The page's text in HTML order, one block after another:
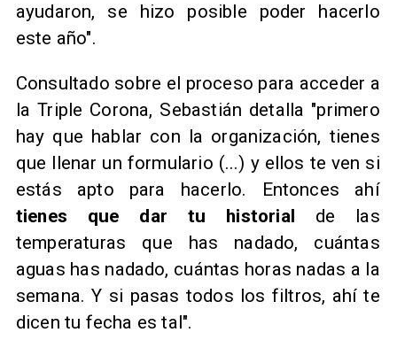
ayudaron, se hizo posible poder hacerlo
este año".
Consultado sobre el proceso para acceder a
la Triple Corona, Sebastián detalla "primero
hay que hablar con la organización, tienes
que llenar un formulario (...) y ellos te ven si
estás apto para hacerlo. Entonces ahí
tienes que dar tu historial de las
temperaturas que has nadado, cuántas
aguas has nadado, cuántas horas nadas a la
semana. Y si pasas todos los filtros, ahí te
dicen tu fecha es tal".